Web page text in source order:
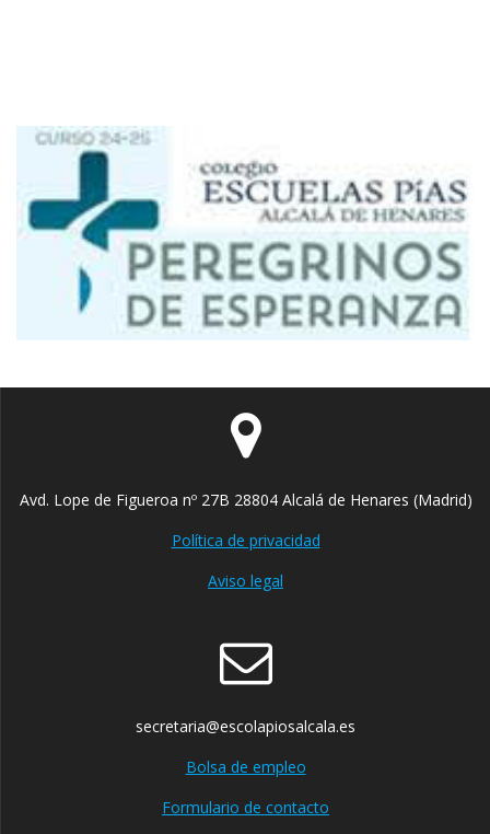
Avd. Lope de Figueroa nº 27B 28804 Alcalá de Henares (Madrid)
Política de privacidad
Aviso legal
secretaria@escolapiosalcala.es
Bolsa de empleo
Formulario de contacto